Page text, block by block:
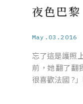
夜色巴黎
May.03.2016
忘了這是護照
前，她翻了翻
很喜歡法國 ?